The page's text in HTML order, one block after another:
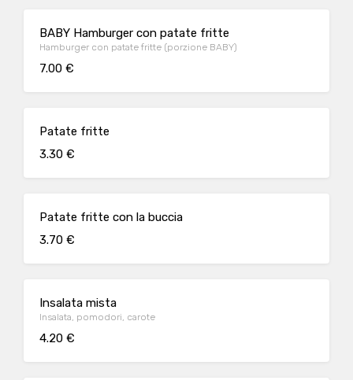
BABY Hamburger con patate fritte
Hamburger con patate fritte (porzione BABY)
7.00 €
Patate fritte
3.30 €
Patate fritte con la buccia
3.70 €
Insalata mista
Insalata, pomodori, carote
4.20 €